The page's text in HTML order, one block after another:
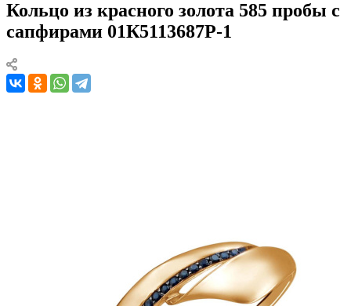
Кольцо из красного золота 585 пробы с
сапфирами 01К5113687Р-1